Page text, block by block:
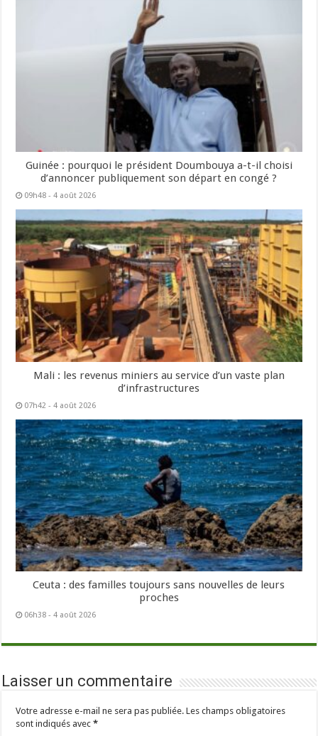
Guinée : pourquoi le président Doumbouya a-t-il choisi
d’annoncer publiquement son départ en congé ?
09h48 - 4 août 2026
Mali : les revenus miniers au service d’un vaste plan
d’infrastructures
07h42 - 4 août 2026
Ceuta : des familles toujours sans nouvelles de leurs
proches
06h38 - 4 août 2026
Laisser un commentaire
Votre adresse e-mail ne sera pas publiée. Les champs obligatoires
sont indiqués avec*